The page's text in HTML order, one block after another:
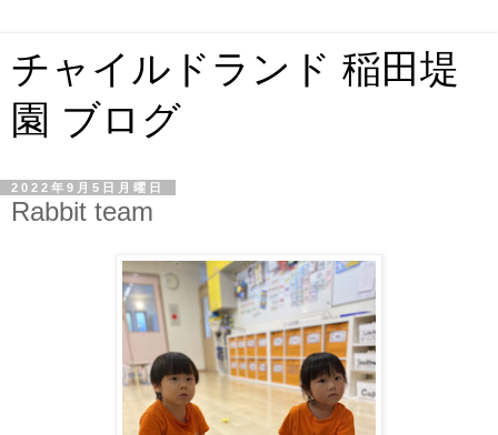
チャイルドランド 稲田堤
園 ブログ
2022年9月5日月曜日
Rabbit team